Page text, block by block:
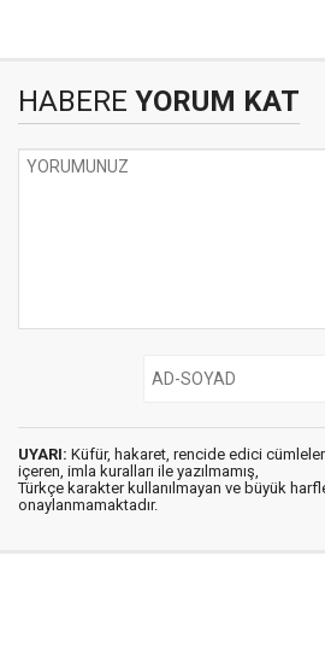
HABERE YORUM KAT
UYARI: Küfür, hakaret, rencide edici cümleler
içeren, imla kuralları ile yazılmamış,
Türkçe karakter kullanılmayan ve büyük
onaylanmamaktadır.